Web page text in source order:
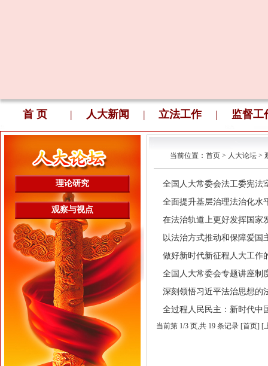
首 页 | 人大新闻 | 立法工作 | 监督工
当前位置： 首页> 人大论坛>
理论研究
观察与视点
全国人大常委会法工委宪法
全面提升基层治理法治化水
在法治轨道上更好发挥国家
以法治方式推动和保障爱国
做好新时代新征程人大工
全国人大常委会专题讲座制
深刻领悟习近平法治思想的
全过程人民民主：新时代中
当前第 1/3 页,共 19 条记录 [首页] [